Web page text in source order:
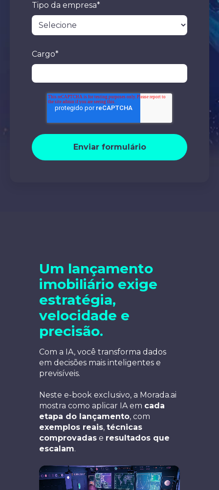
Tipo da empresa*
Cargo*
Um lançamento
imobiliário exige
estratégia,
velocidade e
precisão.
Com a IA, você transforma dados
em decisões mais inteligentes e
previsíveis.
Neste e-book exclusivo, a Morada.ai
mostra como aplicar IA em cada
etapa do lançamento, com
exemplos reais, técnicas
comprovadas e resultados que
escalam.